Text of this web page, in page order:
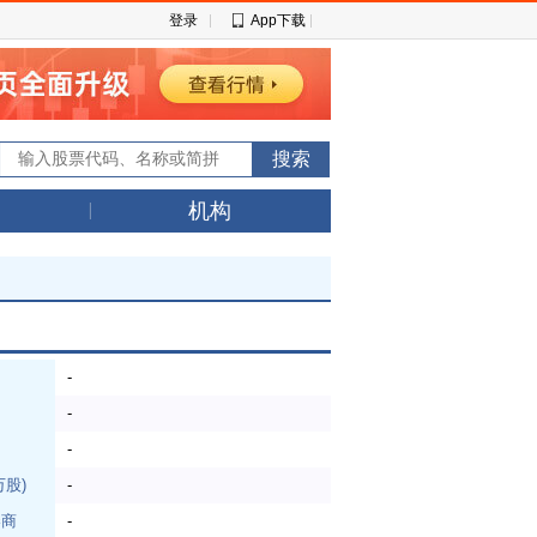
登录 App下载
机构
-
-
-
股)
-
-